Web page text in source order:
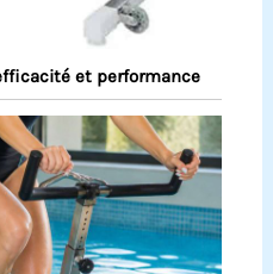
et performance